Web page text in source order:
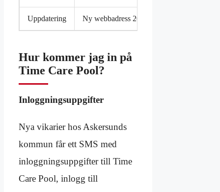
Uppdatering Ny webbadress 2024
Hur kommer jag in på
Time Care Pool?
Inloggningsuppgifter
Nya vikarier hos Askersunds
kommun får ett SMS med
inloggningsuppgifter till Time
Care Pool, inlogg till